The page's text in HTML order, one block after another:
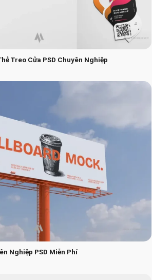
Treo Cửa PSD Chuyên Nghiệp
Nghiệp PSD Miễn Phí